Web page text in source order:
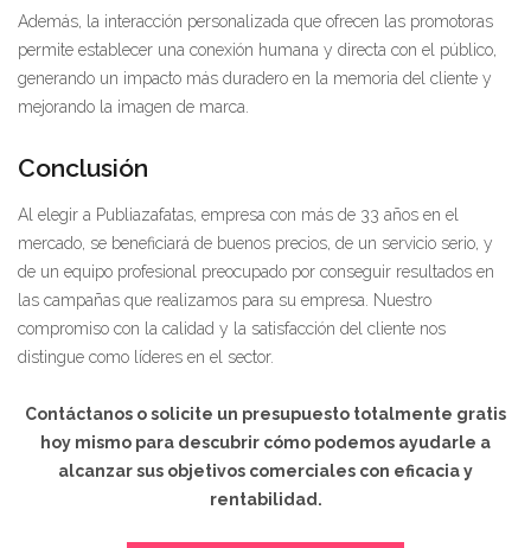
Además, la interacción personalizada que ofrecen las promotoras
permite establecer una conexión humana y directa con el público,
generando un impacto más duradero en la memoria del cliente y
mejorando la imagen de marca.
Conclusión
Al elegir a Publiazafatas, empresa con más de 33 años en el
mercado, se beneficiará de buenos precios, de un servicio serio, y
de un equipo profesional preocupado por conseguir resultados en
las campañas que realizamos para su empresa. Nuestro
compromiso con la calidad y la satisfacción del cliente nos
distingue como líderes en el sector.
Contáctanos o solicite un presupuesto totalmente gratis
hoy mismo para descubrir cómo podemos ayudarle a
alcanzar sus objetivos comerciales con eficacia y
rentabilidad.